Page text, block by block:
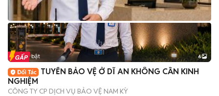
+2
Tin nổi bật 6
TUYỂN BẢO VỆ Ở DĨ AN KHÔNG CẦN KINH
NGHIỆM
CÔNG TY CP DỊCH VỤ BẢO VỆ NAM KỲ